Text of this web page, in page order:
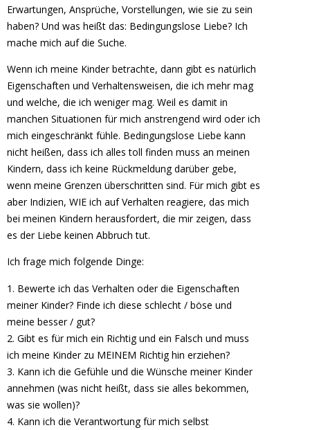
Erwartungen, Ansprüche, Vorstellungen, wie sie zu sein
haben? Und was heißt das: Bedingungslose Liebe? Ich
mache mich auf die Suche.
Wenn ich meine Kinder betrachte, dann gibt es natürlich
Eigenschaften und Verhaltensweisen, die ich mehr mag
und welche, die ich weniger mag. Weil es damit in
manchen Situationen für mich anstrengend wird oder ich
mich eingeschränkt fühle. Bedingungslose Liebe kann
nicht heißen, dass ich alles toll finden muss an meinen
Kindern, dass ich keine Rückmeldung darüber gebe,
wenn meine Grenzen überschritten sind. Für mich gibt es
aber Indizien, WIE ich auf Verhalten reagiere, das mich
bei meinen Kindern herausfordert, die mir zeigen, dass
es der Liebe keinen Abbruch tut.
Ich frage mich folgende Dinge:
1. Bewerte ich das Verhalten oder die Eigenschaften
meiner Kinder? Finde ich diese schlecht / böse und
meine besser / gut?
2. Gibt es für mich ein Richtig und ein Falsch und muss
ich meine Kinder zu MEINEM Richtig hin erziehen?
3. Kann ich die Gefühle und die Wünsche meiner Kinder
annehmen (was nicht heißt, dass sie alles bekommen,
was sie wollen)?
4. Kann ich die Verantwortung für mich selbst